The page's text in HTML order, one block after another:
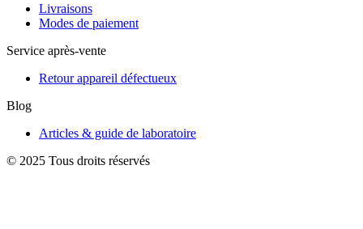
Livraisons
Modes de paiement
Service après-vente
Retour appareil défectueux
Blog
Articles & guide de laboratoire
© 2025 Tous droits réservés